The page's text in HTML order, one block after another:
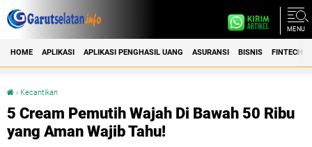
MENU
HOME APLIKASI APLIKASI PENGHASIL UANG ASURANSI BISNIS FINTECH
› Kecantikan
5 Cream Pemutih Wajah Di Bawah 50 Ribu
yang Aman Wajib Tahu!